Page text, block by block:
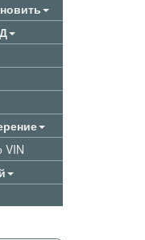
VIN